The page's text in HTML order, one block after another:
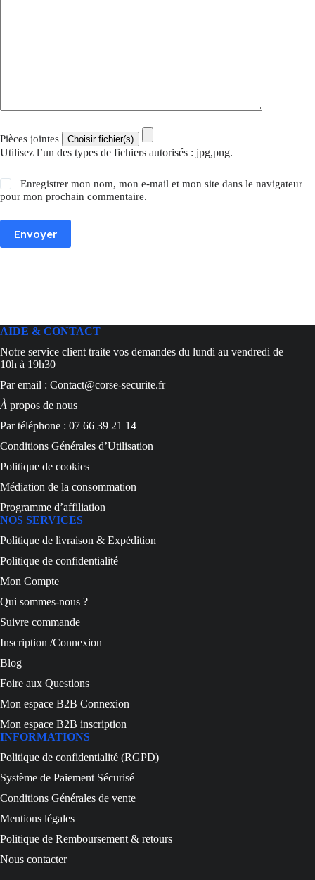
Pièces jointes
Utilisez l’un des types de fichiers autorisés : jpg,png.
Enregistrer mon nom, mon e-mail et mon site dans le navigateur
pour mon prochain commentaire.
Envoyer
AIDE & CONTACT
Notre service client traite vos demandes du lundi au vendredi de
10h à 19h30
Par email : Contact@corse-securite.fr
À propos de nous
Par téléphone : 07 66 39 21 14
Conditions Générales d’Utilisation
Politique de cookies
Médiation de la consommation
Programme d’affiliation
NOS SERVICES
Politique de livraison & Expédition
Politique de confidentialité
Mon Compte
Qui sommes-nous ?
Suivre commande
Inscription /Connexion
Blog
Foire aux Questions
Mon espace B2B Connexion
Mon espace B2B inscription
INFORMATIONS
Politique de confidentialité (RGPD)
Système de Paiement Sécurisé
Conditions Générales de vente
Mentions légales
Politique de Remboursement & retours
Nous contacter